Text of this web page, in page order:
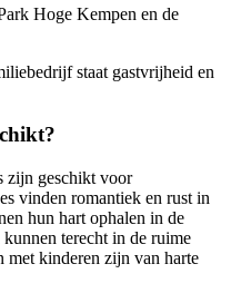
Hoge Kempen en de
staat gastvrijheid en
zijn geschikt voor
vinden romantiek en rust in
hun hart ophalen in de
kunnen terecht in de ruime
met kinderen zijn van harte